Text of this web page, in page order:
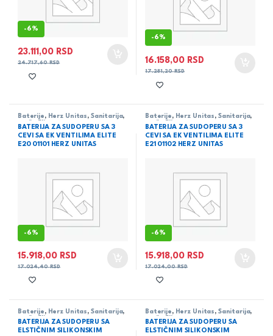
-6%
23.111,00 RSD
24.717,60RSD
-6%
16.158,00 RSD
17.281,20RSD
Baterije , Herz Unitas , Sanitarija,
serija Elite
BATERIJA ZA SUDOPERU SA 3
CEVI SA EK VENTILIMA ELITE
E20 01101 HERZ UNITAS
-6%
15.918,00 RSD
17.024,40RSD
Baterije , Herz Unitas , Sanitarija,
serija Elite
BATERIJA ZA SUDOPERU SA 3
CEVI SA EK VENTILIMA ELITE
E21 01102 HERZ UNITAS
-6%
15.918,00 RSD
17.024,00RSD
Baterije , Herz Unitas , Sanitarija,
serija Elite
BATERIJA ZA SUDOPERU SA
ELSTIČNIM SILIKONSKIM
Baterije , Herz Unitas , Sanitarija,
serija Elite
BATERIJA ZA SUDOPERU SA
ELSTIČNIM SILIKONSKIM